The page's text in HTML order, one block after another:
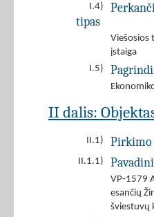
I.4)
tipas
Viešosios
įstaiga
I.5)
II dalis:
II.1) Pirkimo
II.1.1)
VP-1579
esančių
šviestuvų